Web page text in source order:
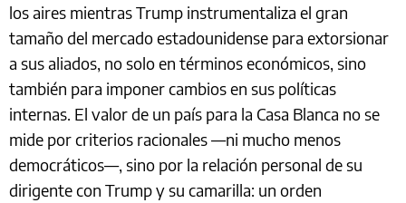
los aires mientras Trump instrumentaliza el gran
tamaño del mercado estadounidense para extorsionar
a sus aliados, no solo en términos económicos, sino
también para imponer cambios en sus políticas
internas. El valor de un país para la Casa Blanca no se
mide por criterios racionales —ni mucho menos
democráticos—, sino por la relación personal de su
dirigente con Trump y su camarilla: un orden